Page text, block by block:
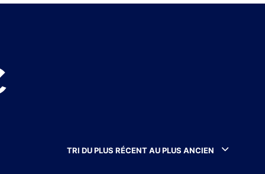
R
TRI DU PLUS RÉCENT AU PLUS ANCIEN